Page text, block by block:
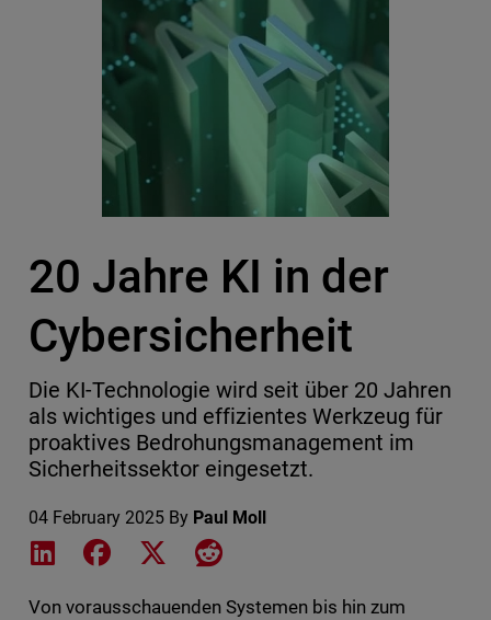
20 Jahre KI in der
Cybersicherheit
Die KI-Technologie wird seit über 20 Jahren
als wichtiges und effizientes Werkzeug für
proaktives Bedrohungsmanagement im
Sicherheitssektor eingesetzt.
04 February 2025 By Paul Moll
Share on LinkedIn
Share on Facebook
Share on XShare on Reddit
Von vorausschauenden Systemen bis hin zum